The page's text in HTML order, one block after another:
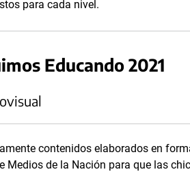
para cada nivel.
Educando 2021
contenidos elaborados en
Medios de la Nación para que las